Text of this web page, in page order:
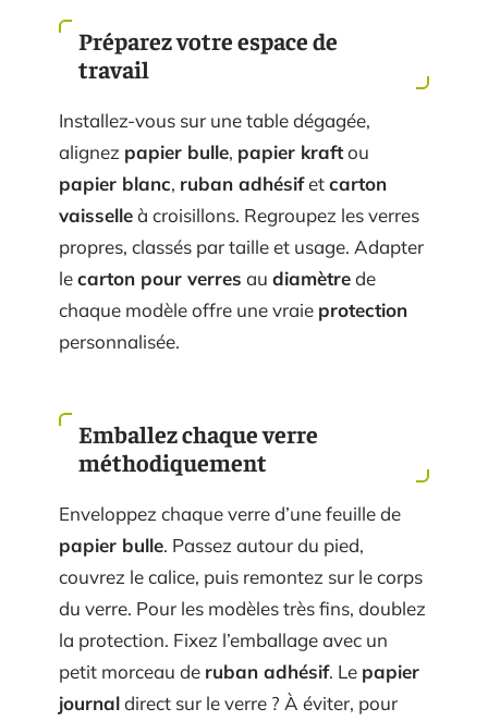
Préparez votre espace de
travail
Installez-vous sur une table dégagée,
alignez papier bulle, papier kraftou
papier blanc, ruban adhésifetcarton
vaisselleà croisillons. Regroupez les verres
propres, classés par taille et usage. Adapter
lecarton pour verres au diamètrede
chaque modèle offre une vraie protection
personnalisée.
Emballez chaque verre
méthodiquement
Enveloppez chaque verre d’une feuille de
papier bulle. Passez autour du pied,
couvrez le calice, puis remontez sur le corps
du verre. Pour les modèles très fins, doublez
la protection. Fixez l’emballage avec un
petit morceau de ruban adhésif. Le papier
journaldirect sur le verre ? À éviter, pour